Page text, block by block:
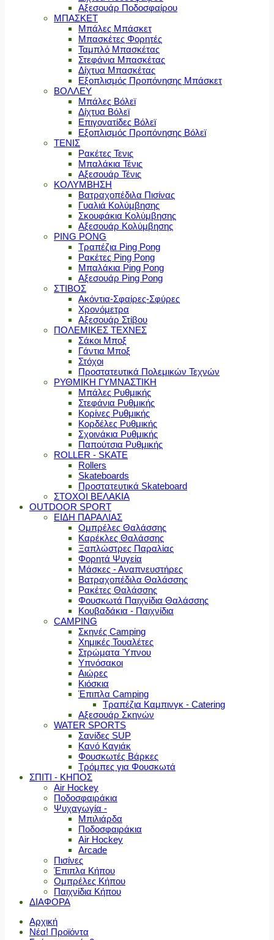
Αξεσουάρ Ποδοσφαίρου
ΜΠΑΣΚΕΤ
Μπάλες Μπάσκετ
Μπασκέτες Φορητές
Ταμπλό Μπασκέτας
Στεφάνια Μπασκέτας
Δίχτυα Μπασκέτας
Εξοπλισμός Προπόνησης Μπάσκετ
ΒΟΛΛΕΥ
Μπάλες Βόλεϊ
Δίχτυα Βόλεϊ
Επιγονατίδες Βόλεϊ
Εξοπλισμός Προπόνησης Βόλεϊ
ΤΕΝΙΣ
Ρακέτες Τενις
Μπαλάκια Τένις
Αξεσουάρ Τένις
ΚΟΛΥΜΒΗΣΗ
Βατραχοπέδιλα Πισίνας
Γυαλιά Κολύμβησης
Σκουφάκια Κολύμβησης
Αξεσουάρ Κολύμβησης
PING PONG
Τραπέζια Ping Pong
Ρακέτες Ping Pong
Μπαλάκια Ping Pong
Αξεσουάρ Ping Pong
ΣΤΙΒΟΣ
Ακόντια-Σφαίρες-Σφύρες
Χρονόμετρα
Αξεσουάρ Στίβου
ΠΟΛΕΜΙΚΕΣ ΤΕΧΝΕΣ
Σάκοι Μποξ
Γάντια Μποξ
Στόχοι
Προστατευτικά Πολεμικών Τεχνών
ΡΥΘΜΙΚΗ ΓΥΜΝΑΣΤΙΚΗ
Μπάλες Ρυθμικής
Στεφάνια Ρυθμικής
Κορίνες Ρυθμικής
Κορδέλες Ρυθμικής
Σχοινάκια Ρυθμικής
Παπούτσια Ρυθμικής
ROLLER - SKATE
Rollers
Skateboards
Προστατευτικά Skateboard
ΣΤΟΧΟΙ ΒΕΛΑΚΙΑ
OUTDOOR SPORT
ΕΙΔΗ ΠΑΡΑΛΙΑΣ
Ομπρέλες Θαλάσσης
Καρέκλες Θαλάσσης
Ξαπλώστρες Παραλίας
Φορητά Ψυγεία
Μάσκες - Αναπνευστήρες
Βατραχοπέδιλα Θαλάσσης
Ρακέτες Θαλάσσης
Φουσκωτά Παιχνίδια Θαλάσσης
Κουβαδάκια - Παιχνίδια
CAMPING
Σκηνές Camping
Χημικές Τουαλέτες
Στρώματα Ύπνου
Υπνόσακοι
Αιώρες
Κιόσκια
Έπιπλα Camping
Τραπέζια Καμπινγκ - Catering
Αξεσουάρ Σκηνών
WATER SPORTS
Σανίδες SUP
Κανό Καγιάκ
Φουσκωτές Βάρκες
Τρόμπες για Φουσκωτά
ΣΠΙΤΙ - ΚΗΠΟΣ
Air Hockey
Ποδοσφαιράκια
Ψυχαγωγία -
Μπιλιάρδα
Ποδοσφαιράκια
Air Hockey
Arcade
Πισίνες
Έπιπλα Κήπου
Ομπρέλες Κήπου
Παιχνίδια Κήπου
ΔΙΑΦΟΡΑ
Αρχική
Νέα! Προϊόντα